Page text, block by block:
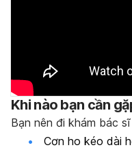
Khi nào bạn cần
Bạn nên đi khám bác sĩ
Cơn ho kéo dài